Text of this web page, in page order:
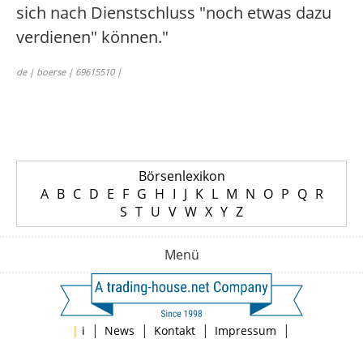
sich nach Dienstschluss "noch etwas dazu
verdienen" können."
de | boerse | 69615510 |
Börsenlexikon
A B C D E F G H I J K L M N O P Q R
S T U V W X Y Z
Menü
| i | News | Kontakt | Impressum |